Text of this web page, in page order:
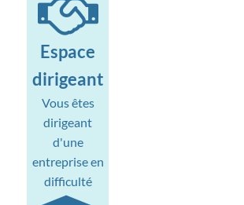
Espace
dirigeant
Vous êtes
dirigeant
d'une
entreprise en
difficulté